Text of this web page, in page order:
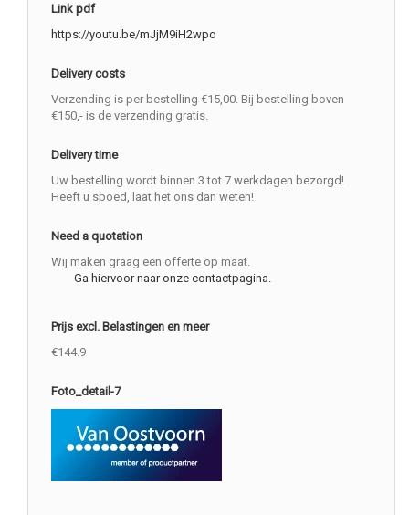
Link pdf
https://youtu.be/mJjM9iH2wpo
Delivery costs
Verzending is per bestelling €15,00. Bij bestelling boven
€150,- is de verzending gratis.
Delivery time
Uw bestelling wordt binnen 3 tot 7 werkdagen bezorgd!
Heeft u spoed, laat het ons dan weten!
Need a quotation
Wij maken graag een offerte op maat.
Ga hiervoor naar onze contactpagina.
Prijs excl. Belastingen en meer
€144.9
Foto_detail-7